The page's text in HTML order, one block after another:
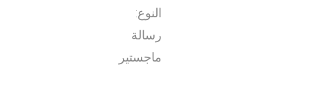
النوع:
رسالة
ماجستير